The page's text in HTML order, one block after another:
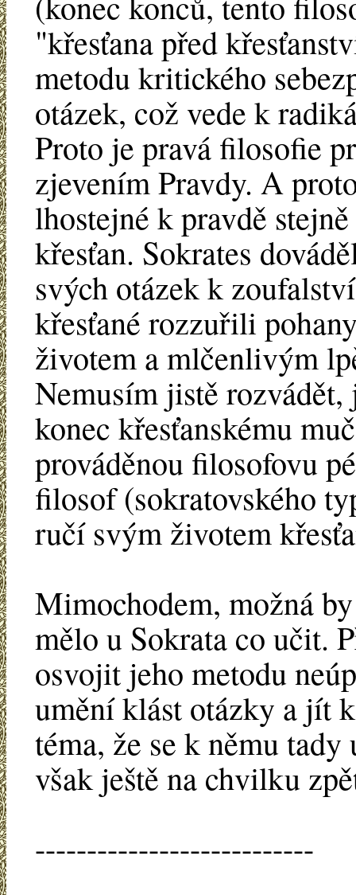
"křesťana před
metodu kritického
otázek, což vede k
Proto je pravá filosofie
zjevením Pravdy. A
lhostejné k pravdě
křesťan. Sokrates
svých otázek k
křesťané rozzuřili
životem a mlčenlivým
Nemusím jistě
konec křesťanskému
prováděnou filosofovu
filosof (sokratovského
ručí svým životem
Mimochodem, možná
mělo u Sokrata co učit.
osvojit jeho metodu
umění klást otázky a jít
téma, že se k němu
však ještě na chvilku
---------------------------